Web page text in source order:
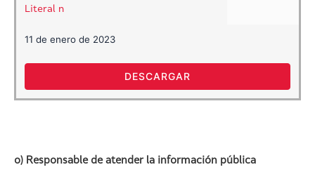
Literal n
11 de enero de 2023
DESCARGAR
o) Responsable de atender la información pública